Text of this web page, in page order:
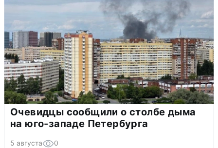
Очевидцы сообщили о столбе дыма
на юго-западе Петербурга
5 августа 0